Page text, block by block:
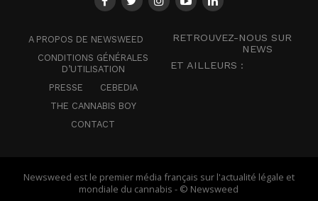
A PROPOS DE NEWSWEED
CONDITIONS GÉNÉRALES
D’UTILISATION
PRESSE
CEBEDIA
THE CANNABIS BOY
CONTACT
RETROUVEZ-NOUS SUR
NEWS
ET AILLEURS :
Newsweed est le premier média français sur l'actualité légale et
mondiale du cannabis - © Newsweed